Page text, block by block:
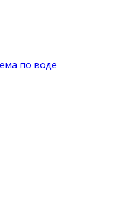
по воде